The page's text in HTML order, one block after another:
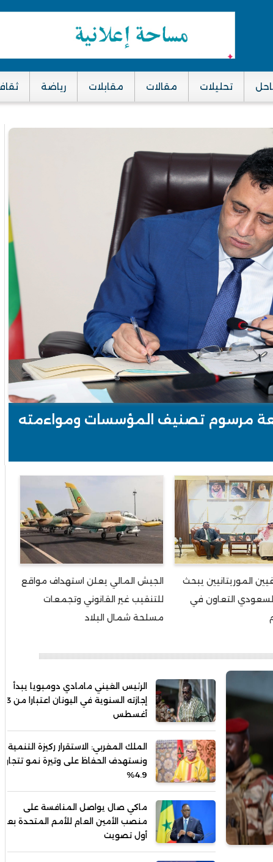
تحليلات مقالات مقابلات رياضة
مرسوم تصنيف المؤسسات ومواءمته
مكلفا بمهمة في وزارة البيئة
الموريتانيين يبحث
التعاون في
الجيش المالي يعلن استهداف مواقع
للتنقيب غير القانوني وتجمعات
مسلحة شمال البلاد
الرئيس الغيني مامادي دومبويا يبدأ
إجازته السنوية في اليونان اعتبارا من 3
أغسطس
الملك المغربي: الاستقرار ركيزة التنمية
ونستهدف الحفاظ على وتيرة نمو تتجاوز
4.9%
ماكي صال يواصل المنافسة على
منصب الأمين العام للأمم المتحدة بعد
أول تصويت